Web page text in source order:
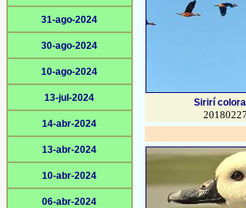
31-ago-2024
30-ago-2024
10-ago-2024
13-jul-2024
14-abr-2024
13-abr-2024
10-abr-2024
06-abr-2024
Sirirí
20180227